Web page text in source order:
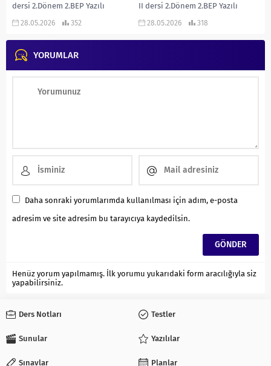
dersi 2.Dönem 2.BEP Yazılı
sınavıdır. Cevap Anahtarı eklidir…
28.05.2026 352
II dersi 2.Dönem 2.BEP Yazılı
sınavıdır. Cevap Anahtarı eklidir…
28.05.2026 318
YORUMLAR
Daha sonraki yorumlarımda kullanılması için adım, e-posta
adresim ve site adresim bu tarayıcıya kaydedilsin.
Henüz yorum yapılmamış. İlk yorumu yukarıdaki form aracılığıyla siz
yapabilirsiniz.
Ders Notları Testler
Sunular Yazılılar
Sınavlar Planlar